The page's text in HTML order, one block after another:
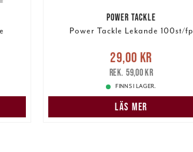
POWER TACKLE
Power Tackle Lekande 100st/fp
Nuvarande pris :29,00 kr
pris: 59,00 kr
29,00 kr
59,00 kr
FINNS I LAGER.
LÄS MER